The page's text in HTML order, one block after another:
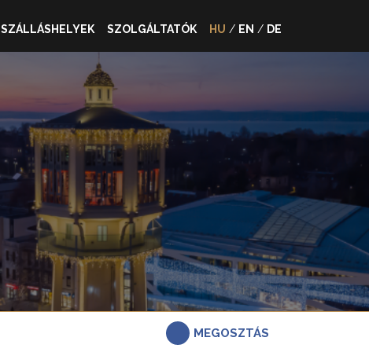
SZÁLLÁSHELYEK SZOLGÁLTATÓK HU / EN / DE
MEGOSZTÁS